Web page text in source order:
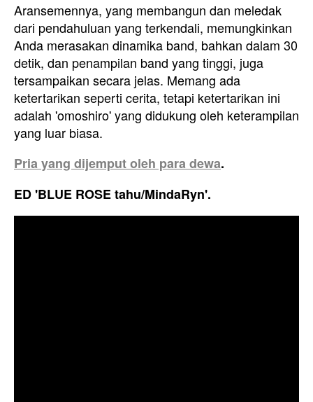
Aransemennya, yang membangun dan meledak
dari pendahuluan yang terkendali, memungkinkan
Anda merasakan dinamika band, bahkan dalam 30
detik, dan penampilan band yang tinggi, juga
tersampaikan secara jelas. Memang ada
ketertarikan seperti cerita, tetapi ketertarikan ini
adalah 'omoshiro' yang didukung oleh keterampilan
yang luar biasa.
Pria yang dijemput oleh para dewa.
ED 'BLUE ROSE tahu/MindaRyn'.